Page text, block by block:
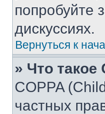
попробуйте
дискуссиях.
Вернуться к
» Что такое
COPPA
частных